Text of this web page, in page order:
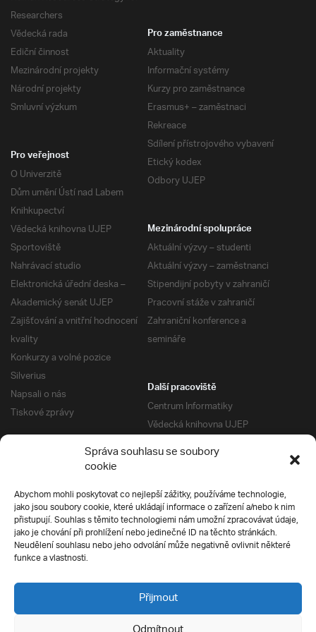
Správa souhlasu se soubory
cookie
Abychom mohli poskytovat co nejlepší zážitky, používáme technologie,
jako jsou soubory cookie, které ukládají informace o zařízení a/nebo k nim
přistupují. Souhlas s těmito technologiemi nám umožní zpracovávat údaje,
jako je chování při prohlížení nebo jedinečné ID na těchto stránkách.
Neudělení souhlasu nebo jeho odvolání může negativně ovlivnit některé
funkce a vlastnosti.
Přijmout
Researchers
Vědecká rada
Ediční činnost
Mezinárodní projekty
Národní projekty
Smluvní výzkum
Pro zaměstnance
Aktuality
Informační systémy
Kurzy pro zaměstnance
Erasmus+ – zaměstnaci
Rekreace
Sdílení přístrojového vybavení
Etický kodex
Odbory UJEP
Pro veřejnost
O Univerzitě
Dům umění Ústí nad Labem
Knihkupectví
Vědecká knihovna UJEP
Sportoviště
Nahrávací studio
Elektronická úřední deska –
Akademický senát UJEP
Zajišťování a vnitřní hodnocení
kvality
Konkurzy a volné pozice
Silverius
Napsali o nás
Tiskové zprávy
Mezinárodní spolupráce
Aktuální výzvy – studenti
Aktuální výzvy – zaměstnanci
Stipendijní pobyty v zahraničí
Pracovní stáže v zahraničí
Zahraniční konference a
semináře
Další pracoviště
Centrum Informatiky
Vědecká knihovna UJEP
Správa kolejí a menz
Univerzitní centrum podpory
Silverius
Pro uchazeče
Přijímací řízení
E-prihlaska
Přípravné kurzy
Ochrana soukromí